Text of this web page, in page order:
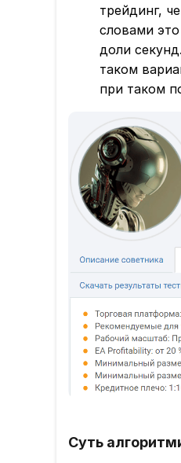
трейдинг,
словами
доли
таком
при таком
Суть